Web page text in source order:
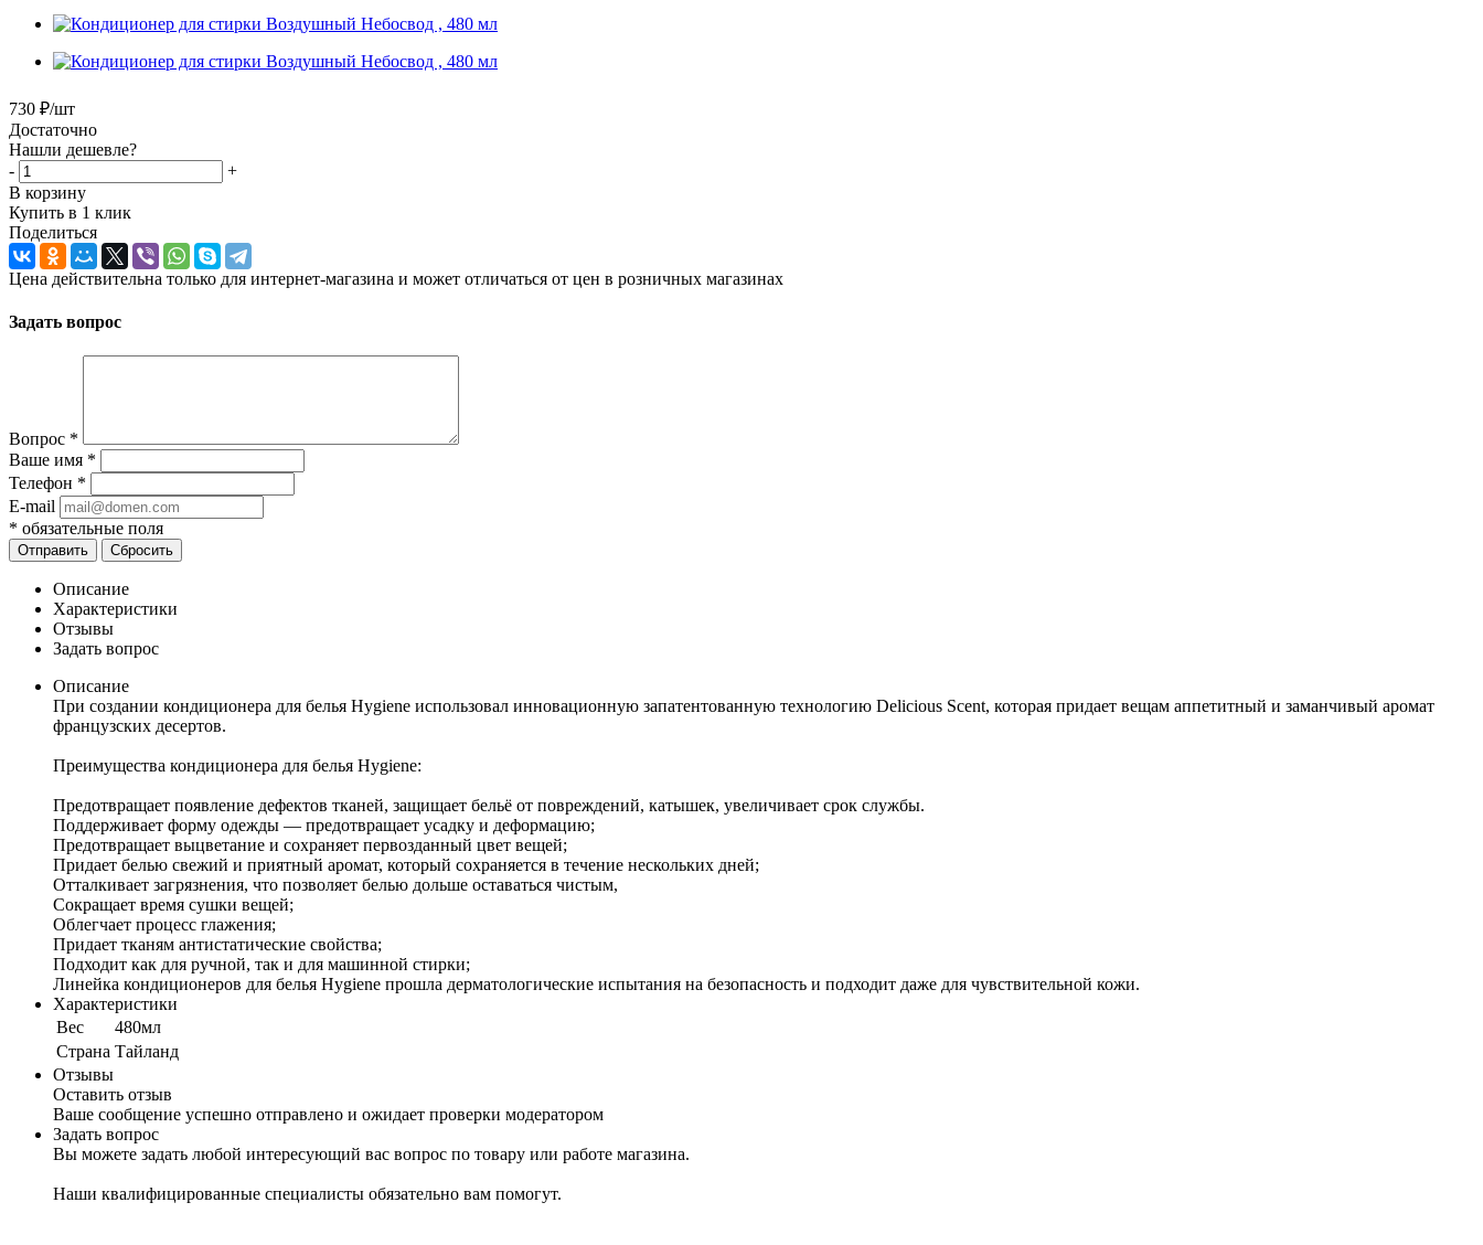
730 ₽/шт
Достаточно
Нашли дешевле?
-
+
В корзину
Купить в 1 клик
Поделиться
Цена действительна только для интернет-магазина и может отличаться от цен в розничных магазинах
Задать вопрос
Вопрос *
Ваше имя *
Телефон *
E-mail
* обязательные поля
Отправить Сбросить
Описание
Характеристики
Отзывы
Задать вопрос
Описание
При создании кондиционера для белья Hygiene использовал инновационную запатентованную технологию Delicious Scent, которая придает вещам аппетитный и заманчивый аромат
французских десертов.
Преимущества кондиционера для белья Hygiene:
Предотвращает появление дефектов тканей, защищает бельё от повреждений, катышек, увеличивает срок службы.
Поддерживает форму одежды — предотвращает усадку и деформацию;
Предотвращает выцветание и сохраняет первозданный цвет вещей;
Придает белью свежий и приятный аромат, который сохраняется в течение нескольких дней;
Отталкивает загрязнения, что позволяет белью дольше оставаться чистым,
Сокращает время сушки вещей;
Облегчает процесс глажения;
Придает тканям антистатические свойства;
Подходит как для ручной, так и для машинной стирки;
Линейка кондиционеров для белья Hygiene прошла дерматологические испытания на безопасность и подходит даже для чувствительной кожи.
Характеристики
Вес
480мл
Cтрана Тайланд
Отзывы
Оставить отзыв
Ваше сообщение успешно отправлено и ожидает проверки модератором
Задать вопрос
Вы можете задать любой интересующий вас вопрос по товару или работе магазина.
Наши квалифицированные специалисты обязательно вам помогут.